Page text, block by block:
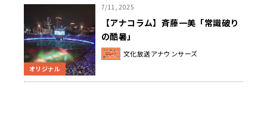
オリジナル
7/11, 2025
【アナコラム】斉藤一美「常識破り
の酷暑」
文化放送アナウンサーズ